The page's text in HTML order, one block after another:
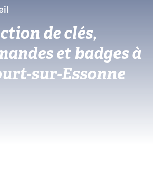
de clés,
et badges à
sur-Essonne